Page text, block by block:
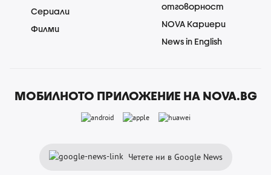
Сериали
Филми
отговорност
NOVA Кариери
News in English
МОБИЛНОТО ПРИЛОЖЕНИЕ НА NOVA.BG
Четете ни в Google News